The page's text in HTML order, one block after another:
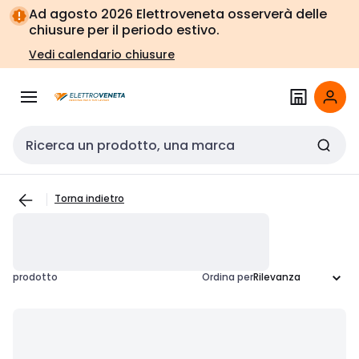
Vai alla
navigazione
Vai
alla
pagina
Ad agosto 2026 Elettroveneta osserverà delle
chiusure per il periodo estivo.
Vedi calendario chiusure
Cerca input
Torna indietro
prodotto Ordina per